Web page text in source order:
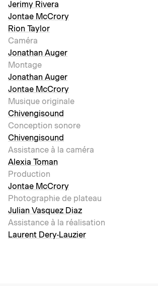
Jerimy Rivera
Jontae McCrory
Rion Taylor
Caméra
Jonathan Auger
Montage
Jonathan Auger
Jontae McCrory
Musique originale
Chivengisound
Conception sonore
Chivengisound
Assistance à la caméra
Alexia Toman
Production
Jontae McCrory
Photographie de plateau
Julian Vasquez Diaz
Assistance à la réalisation
Laurent Dery-Lauzier